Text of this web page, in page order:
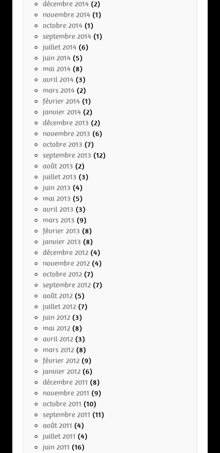
décembre 2014 (2)
novembre 2014 (1)
octobre 2014 (1)
septembre 2014 (1)
juillet 2014 (6)
juin 2014 (5)
mai 2014 (8)
avril 2014 (3)
mars 2014 (2)
février 2014 (1)
janvier 2014 (2)
décembre 2013 (2)
novembre 2013 (6)
octobre 2013 (7)
septembre 2013 (12)
août 2013 (2)
juillet 2013 (3)
juin 2013 (4)
mai 2013 (5)
avril 2013 (3)
mars 2013 (9)
février 2013 (8)
janvier 2013 (8)
décembre 2012 (4)
novembre 2012 (4)
octobre 2012 (7)
septembre 2012 (7)
août 2012 (5)
juillet 2012 (7)
juin 2012 (3)
mai 2012 (8)
avril 2012 (3)
mars 2012 (8)
février 2012 (9)
janvier 2012 (6)
décembre 2011 (8)
novembre 2011 (9)
octobre 2011 (10)
septembre 2011 (11)
août 2011 (4)
juillet 2011 (4)
juin 2011 (16)